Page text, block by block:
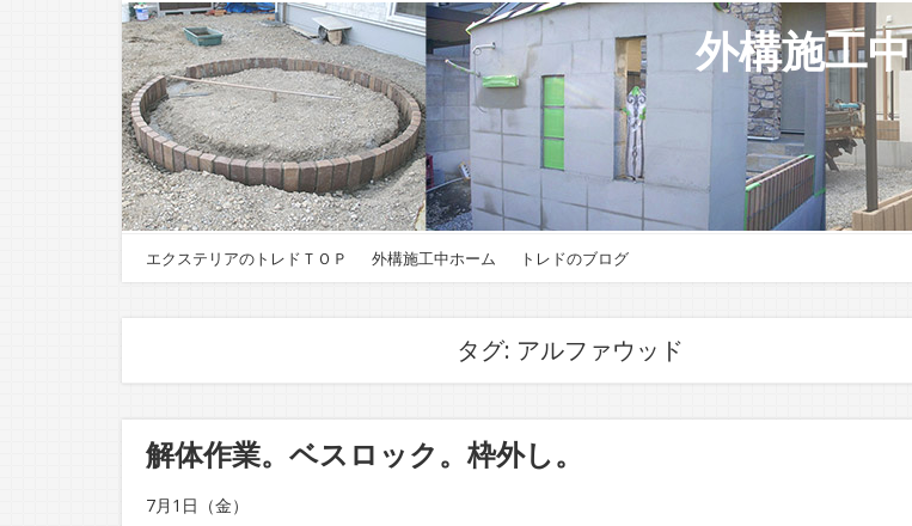
外構施工中
エクステリアのトレドＴＯＰ 外構施工中ホーム トレドのブログ
タグ: アルファウッド
解体作業。ベスロック。枠外し。
7月1日（金）